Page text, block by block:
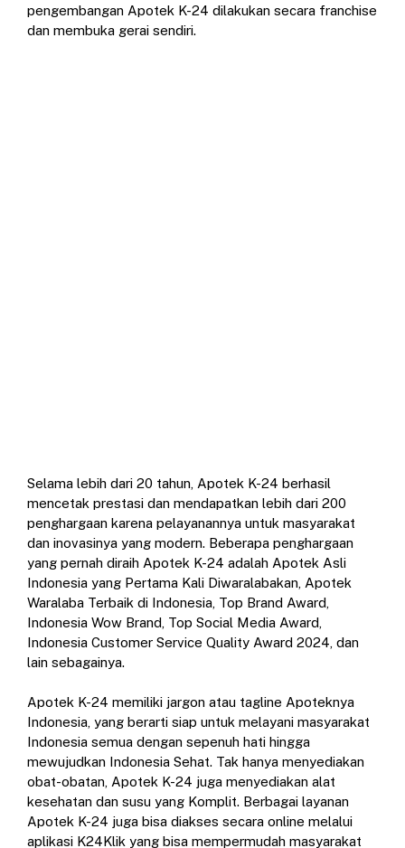
pengembangan Apotek K-24 dilakukan secara franchise
dan membuka gerai sendiri.
Selama lebih dari 20 tahun, Apotek K-24 berhasil
mencetak prestasi dan mendapatkan lebih dari 200
penghargaan karena pelayanannya untuk masyarakat
dan inovasinya yang modern. Beberapa penghargaan
yang pernah diraih Apotek K-24 adalah Apotek Asli
Indonesia yang Pertama Kali Diwaralabakan, Apotek
Waralaba Terbaik di Indonesia, Top Brand Award,
Indonesia Wow Brand, Top Social Media Award,
Indonesia Customer Service Quality Award 2024, dan
lain sebagainya.
Apotek K-24 memiliki jargon atau tagline Apoteknya
Indonesia, yang berarti siap untuk melayani masyarakat
Indonesia semua dengan sepenuh hati hingga
mewujudkan Indonesia Sehat. Tak hanya menyediakan
obat-obatan, Apotek K-24 juga menyediakan alat
kesehatan dan susu yang Komplit. Berbagai layanan
Apotek K-24 juga bisa diakses secara online melalui
aplikasi K24Klik yang bisa mempermudah masyarakat